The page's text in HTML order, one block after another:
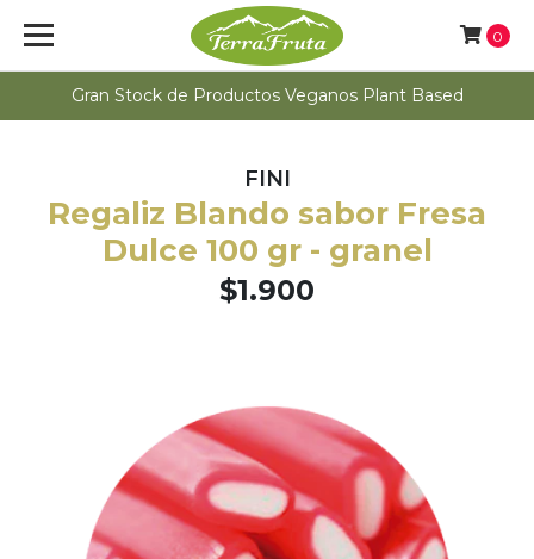
Gran Stock de Productos Veganos Plant Based
0
FINI
Regaliz Blando sabor Fresa
Dulce 100 gr - granel
$1.900